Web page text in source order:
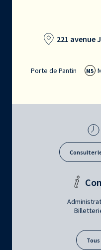
221 avenue
Porte de Pantin M5
Consulter